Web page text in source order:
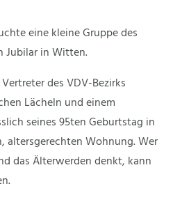
eine kleine Gruppe des
Jubilar in Witten.
des VDV-Bezirks
Lächeln und einem
seines 95ten Geburtstag in
altersgerechten Wohnung. Wer
das Älterwerden denkt, kann